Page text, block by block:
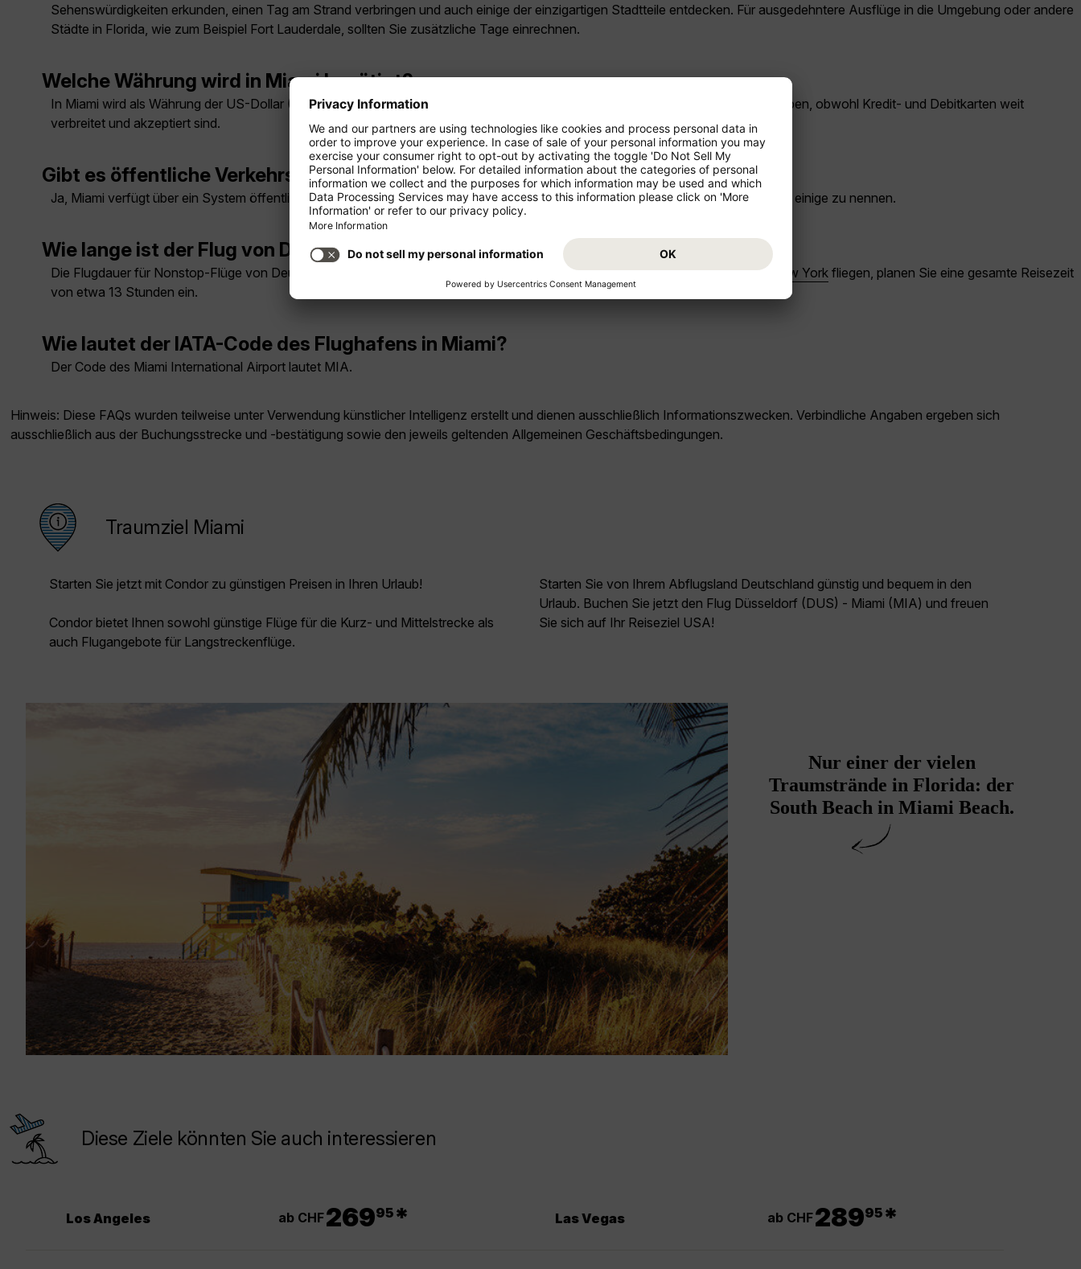
Sehenswürdigkeiten erkunden, einen Tag am Strand verbringen und auch einige der einzigartigen Stadtteile entdecken. Für ausgedehntere Ausflüge in die Umgebung oder andere
Städte in Florida, wie zum Beispiel Fort Lauderdale, sollten Sie zusätzliche Tage einrechnen.
Welche Währung wird in Miami benötigt?
In Miami wird als Währung der US-Dollar (USD) verwendet. Besucher sollten darauf achten, stets ein wenig Bargeld dabei zu haben, obwohl Kredit- und Debitkarten weit
verbreitet und akzeptiert sind.
Gibt es öffentliche Verkehrsmittel in Miami?
Ja, Miami verfügt über ein System öffentlicher Verkehrsmittel, zu dem Busse, der MetroRail und der MetroMover gehören, um nur einige zu nennen.
Wie lange ist der Flug von Deutschland nach Miami?
Die Flugdauer für Nonstop-Flüge von Deutschland nach Miami beträgt ungefähr 9 Stunden und 30 Minuten. Sollten Sie über New York fliegen, planen Sie eine gesamte Reisezeit
von etwa 13 Stunden ein.
Wie lautet der IATA-Code des Flughafens in Miami?
Der Code des Miami International Airport lautet MIA.
Hinweis: Diese FAQs wurden teilweise unter Verwendung künstlicher Intelligenz erstellt und dienen ausschließlich Informationszwecken. Verbindliche Angaben ergeben sich
ausschließlich aus der Buchungsstrecke und -bestätigung sowie den jeweils geltenden Allgemeinen Geschäftsbedingungen.
Traumziel Miami
Starten Sie jetzt mit Condor zu günstigen Preisen in Ihren Urlaub!
Condor bietet Ihnen sowohl günstige Flüge für die Kurz- und Mittelstrecke als
auch Flugangebote für Langstreckenflüge.
Starten Sie von Ihrem Abflugsland Deutschland günstig und bequem in den
Urlaub. Buchen Sie jetzt den Flug Düsseldorf (DUS) - Miami (MIA) und freuen
Sie sich auf Ihr Reiseziel USA!
Nur einer der vielen
Traumstrände in Florida: der
South Beach in Miami Beach.
Diese Ziele könnten Sie auch interessieren
Los Angeles ab CHF26995 * Las Vegas ab CHF28995 *